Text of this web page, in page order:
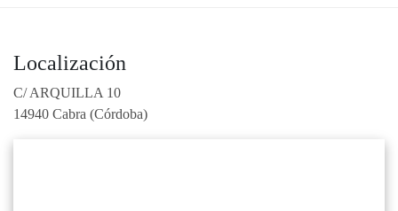
Localización
C/ ARQUILLA 10
14940 Cabra (Córdoba)